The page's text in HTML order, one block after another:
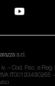
s.r.l.
– Cod. Fisc. e
IT00193490265